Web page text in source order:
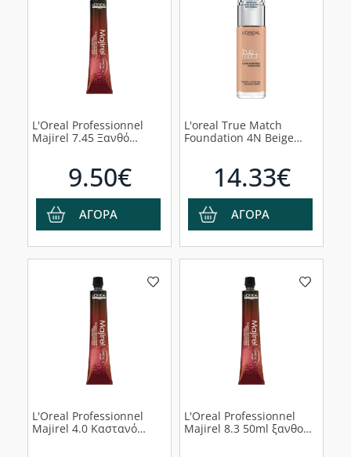
L'Oreal Professionnel
Majirel 7.45 Ξανθό
9.50€
ΑΓΟΡΑ
L'oreal True Match
Foundation 4N Beige
14.33€
ΑΓΟΡΑ
L'Oreal Professionnel
Majirel 4.0 Καστανό
L'Oreal Professionnel
Majirel 8.3 50ml ξανθο